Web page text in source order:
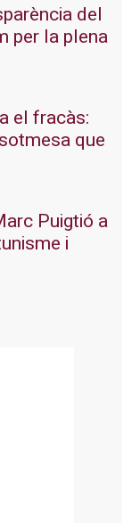
del
per la plena
el fracàs:
que
Puigtió a
i